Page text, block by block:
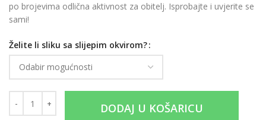
po brojevima odlična aktivnost za obitelj. Isprobajte i uvjerite se
sami!
Želite li sliku sa slijepim okvirom?
DODAJ U KOŠARICU